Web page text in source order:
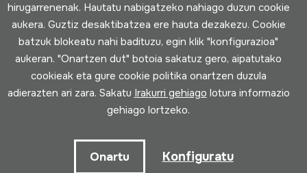
Erabilpen baldintzak Pribatutasun politika
Loturak garatua
hirugarrenenak. Hautatu nabigatzeko nahiago duzun cookie
aukera. Guztiz desaktibatzea ere hauta dezakezu. Cookie
batzuk blokeatu nahi badituzu, egin klik "konfigurazioa"
aukeran. "Onartzen dut" botoia sakatuz gero, aipatutako
cookieak eta gure cookie politika onartzen duzula
adierazten ari zara. Sakatu Irakurri gehiago lotura informazio
gehiago lortzeko.
Onartu Konfiguratu